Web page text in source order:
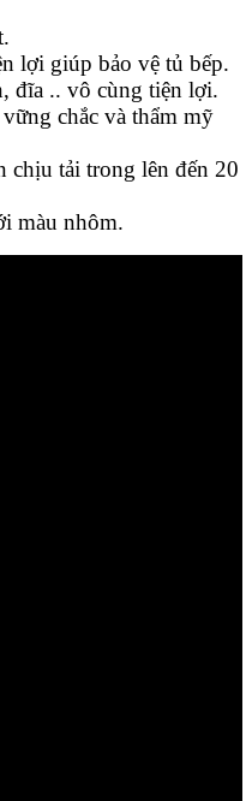
lợi giúp bảo vệ tủ bếp.
đĩa .. vô cùng tiện lợi.
chắc và thẩm mỹ
chịu tải trong lên đến 20
màu nhôm.